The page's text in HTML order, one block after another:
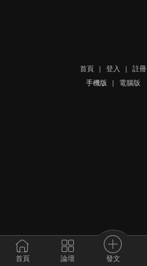
首頁 | 登入 |
註冊
手機版
| 電腦版
首頁 論壇 發文